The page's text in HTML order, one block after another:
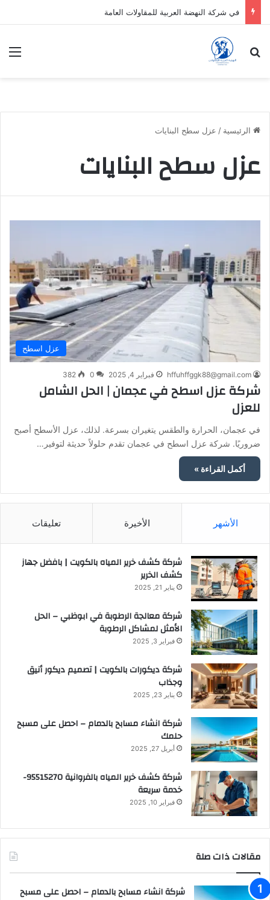
في شركة النهضة العربية للمقاولات العامة
بحث عن
الرئيسية / عزل سطح البنايات
عزل سطح البنايات
عزل اسطح
hffuhffggk88@gmail.com فبراير 4, 2025 0
382
شركة عزل اسطح في عجمان | الحل الشامل
للعزل
في عجمان، الحرارة والطقس يتغيران بسرعة. لذلك، عزل الأسطح أصبح
ضروريًا. شركة عزل اسطح في عجمان تقدم حلولاً حديثة لتوفير…
أكمل القراءة »
الأشهر الأخيرة تعليقات
شركة كشف خرير المياه بالكويت | بافضل جهاز
كشف الخرير
يناير 21, 2025
شركة معالجة الرطوبة في ابوظبي – الحل
الأمثل لمشاكل الرطوبة
فبراير 3, 2025
شركة ديكورات بالكويت | تصميم ديكور أنيق
وجذاب
يناير 23, 2025
شركة انشاء مسابح بالدمام – احصل على مسبح
حلمك
أبريل 27, 2025
شركة كشف خرير المياه بالفروانية 95515270-
خدمة سريعة
فبراير 10, 2025
مقالات ذات صلة
شركة انشاء مسابح بالدمام – احصل على مسبح